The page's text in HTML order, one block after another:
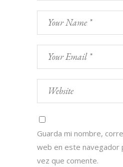
Guarda mi nombre,
web en este navegador
vez que comente.